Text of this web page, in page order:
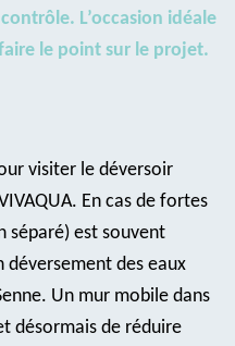
L’occasion idéale
le point sur le projet.
visiter le déversoir
En cas de fortes
séparé) est souvent
déversement des eaux
Un mur mobile dans
désormais de réduire